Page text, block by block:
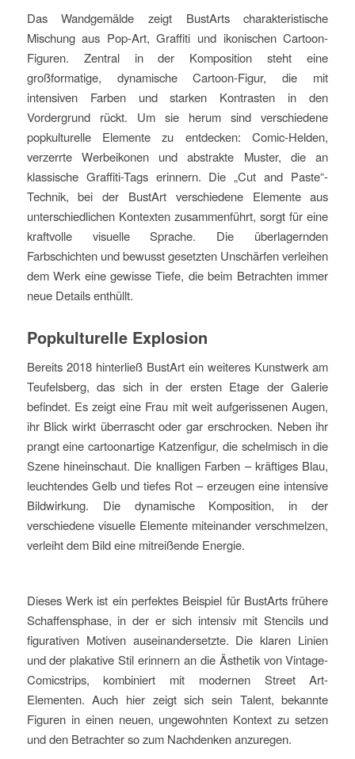
Das Wandgemälde zeigt BustArts charakteristische
Mischung aus Pop-Art, Graffiti und ikonischen Cartoon-
Figuren. Zentral in der Komposition steht eine
großformatige, dynamische Cartoon-Figur, die mit
intensiven Farben und starken Kontrasten in den
Vordergrund rückt. Um sie herum sind verschiedene
popkulturelle Elemente zu entdecken: Comic-Helden,
verzerrte Werbeikonen und abstrakte Muster, die an
klassische Graffiti-Tags erinnern. Die „Cut and Paste“-
Technik, bei der BustArt verschiedene Elemente aus
unterschiedlichen Kontexten zusammenführt, sorgt für eine
kraftvolle visuelle Sprache. Die überlagernden
Farbschichten und bewusst gesetzten Unschärfen verleihen
dem Werk eine gewisse Tiefe, die beim Betrachten immer
neue Details enthüllt.
Popkulturelle Explosion
Bereits 2018 hinterließ BustArt ein weiteres Kunstwerk am
Teufelsberg, das sich in der ersten Etage der Galerie
befindet. Es zeigt eine Frau mit weit aufgerissenen Augen,
ihr Blick wirkt überrascht oder gar erschrocken. Neben ihr
prangt eine cartoonartige Katzenfigur, die schelmisch in die
Szene hineinschaut. Die knalligen Farben – kräftiges Blau,
leuchtendes Gelb und tiefes Rot – erzeugen eine intensive
Bildwirkung. Die dynamische Komposition, in der
verschiedene visuelle Elemente miteinander verschmelzen,
verleiht dem Bild eine mitreißende Energie.
Dieses Werk ist ein perfektes Beispiel für BustArts frühere
Schaffensphase, in der er sich intensiv mit Stencils und
figurativen Motiven auseinandersetzte. Die klaren Linien
und der plakative Stil erinnern an die Ästhetik von Vintage-
Comicstrips, kombiniert mit modernen Street Art-
Elementen. Auch hier zeigt sich sein Talent, bekannte
Figuren in einen neuen, ungewohnten Kontext zu setzen
und den Betrachter so zum Nachdenken anzuregen.